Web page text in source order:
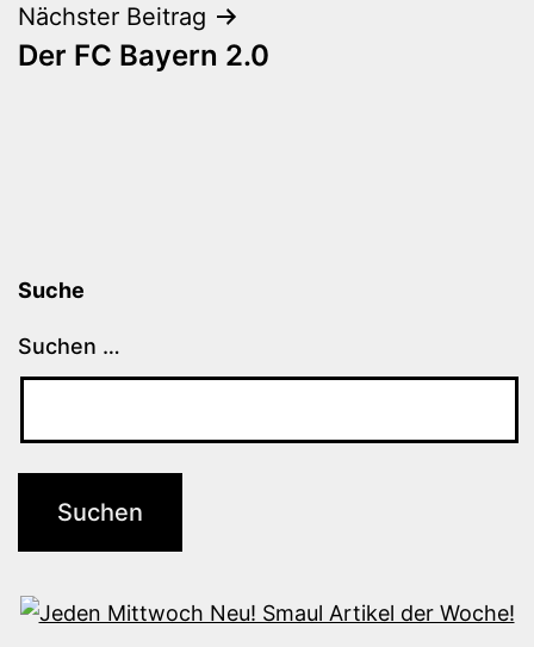
Nächster Beitrag
Der FC Bayern 2.0
Suche
Suchen …